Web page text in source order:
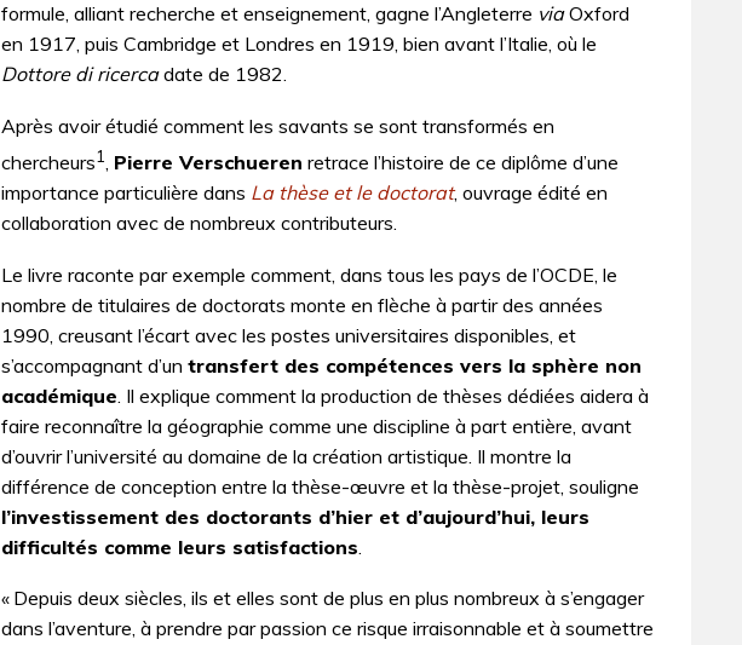
formule, alliant recherche et enseignement, gagne l’Angleterre viaOxford
en 1917, puis Cambridge et Londres en 1919, bien avant l’Italie, où le
Dottore di ricercadate de 1982.
Après avoir étudié comment les savants se sont transformés en
chercheurs1, Pierre Verschueren retrace l’histoire de ce diplôme d’une
importance particulière dans La thèse et le doctorat, ouvrage édité en
collaboration avec de nombreux contributeurs.
Le livre raconte par exemple comment, dans tous les pays de l’OCDE, le
nombre de titulaires de doctorats monte en flèche à partir des années
1990, creusant l’écart avec les postes universitaires disponibles, et
s’accompagnant d’un transfert des compétences vers la sphère non
académique . Il explique comment la production de thèses dédiées aidera à
faire reconnaître la géographie comme une discipline à part entière, avant
d’ouvrir l’université au domaine de la création artistique. Il montre la
différence de conception entre la thèse-œuvre et la thèse-projet, souligne
l’investissement des doctorants d’hier et d’aujourd’hui, leurs
difficultés comme leurs satisfactions
« Depuis deux siècles, ils et elles sont de plus en plus nombreux à s’engager
dans l’aventure, à prendre par passion ce risque irraisonnable et à soumettre